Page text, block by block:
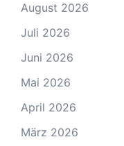
August 2026
Juli 2026
Juni 2026
Mai 2026
April 2026
März 2026